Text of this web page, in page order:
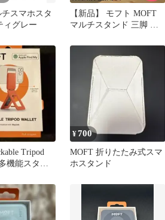
スマホスタ
ィグレー
【新品】 モフト MOFT
マルチスタンド 三脚 撮
ナップフォン トライポッ
ド スタンド MOVAS
MS027-1 Snap Phone
Tripod Stand MOVAS 多機
能 カラー1 [MFT-90]
Tripod
機能スタン
¥700
MOFT 折りたたみ式スマ
ホスタンド